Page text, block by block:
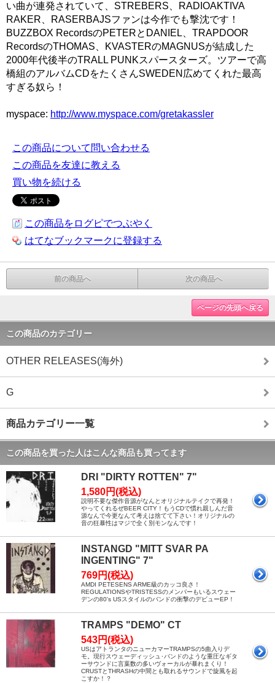
い曲が連発されていて、STREBERS、RADIOAKTIVA
RAKER、RASERBAJSファンは今作でも撃沈です！
BUZZBOX RecordsのPETERとDANIEL、TRAPDOOR
RecordsのTHOMAS、KVASTERのMAGNUSが結成した
2000年代後半のTRALL PUNKスパースターズ。ツアーで高
橋組のアルバムCDをたくさんSWEDEN広めてくれた最高
すぎる奴ら！
myspace: http://www.myspace.com/gretakassler
この商品について問い合わせる
この商品を友達に教える
買い物を続ける
この商品をログピでつぶやく
はてなブックマークに登録する
前の商品へ 次の商品へ
ページの先頭へ戻る
この商品のカテゴリー
OTHER RELEASES(海外)
G
商品カテゴリー一覧
この商品を買った人はこんな商品も買ってます
DRI "DIRTY ROTTEN" 7"
1,580円(税込)
説明不要な傑作音源がなんとオリジナルテイクで再発！
やってくれるぜBEER CITY！もうCDで慣れ親しんだ音
源なんで今更なんて考えは捨てて下さい！オリジナルの
音の狂暴性はマジで全く別モンなんです！
INSTANGD "MITT SVAR PA
INGENTING" 7"
769円(税込)
AMDI PETESENS ARME級のカッコ良さ！
REGULATIONSやTRISTESSのメンバーもいるスウェー
デンの80's USスタイルのバンドの衝撃のデビューEP！
TRAMPS "DEMO" CT
543円(税込)
USはアトランタのニューカマーTRAMPSの5曲入りデ
モ。現行スウェーディッシュ･バンドのような重圧なギタ
ーサウンドに言葉数の多いヴォーカルが暴れまくり！
CRUSTとTHRASHの中間とも取れるサウンドで旋風を起
こすか！？